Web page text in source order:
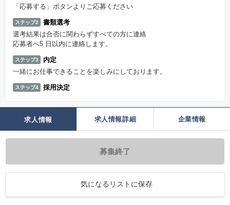
「応募する」ボタンよりご応募ください
ステップ2
書類選考
選考結果は合否に関わらずすべての方に連絡
応募者へ5 日以内に連絡します。
ステップ3
内定
一緒にお仕事できることを楽しみにしております。
ステップ4 採用決定
求人情報 求人情報詳細 企業情報
募集終了
気になるリストに保存